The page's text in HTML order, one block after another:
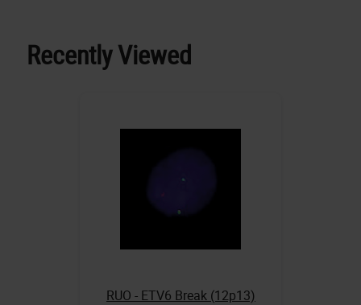
Recently Viewed
RUO - ETV6 Break (12p13)